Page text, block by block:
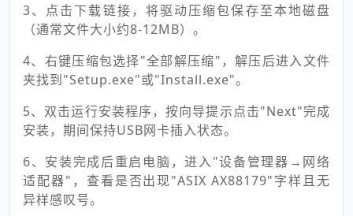
3、点击下载链接，将驱动压缩包保存至本地磁盘
（通常文件大小约8-12MB）。
4、右键压缩包选择"全部解压缩"，解压后进入文件
夹找到"Setup.exe"或"Install.exe"。
5、双击运行安装程序，按向导提示点击"Next"完成
安装，期间保持USB网卡插入状态。
6、安装完成后重启电脑，进入"设备管理器→网络
适配器"，查看是否出现"ASIX AX88179"字样且无
异样感叹号。